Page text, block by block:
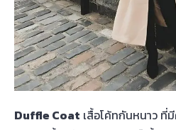
Duffle Coat เสื้อโค้ทกันหนาว ที่